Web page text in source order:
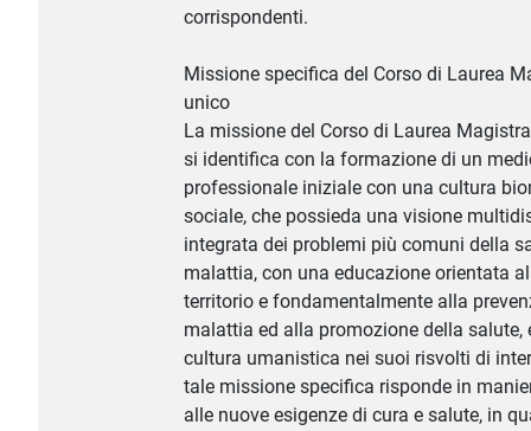
corrispondenti.
Missione specifica del Corso di Laurea
unico
La missione del Corso di Laurea
si identifica con la formazione di un
professionale iniziale con una cultura
sociale, che possieda una visione
integrata dei problemi più comuni della
malattia, con una educazione orientata
territorio e fondamentalmente alla
malattia ed alla promozione della salute,
cultura umanistica nei suoi risvolti di
tale missione specifica risponde in
alle nuove esigenze di cura e salute, in